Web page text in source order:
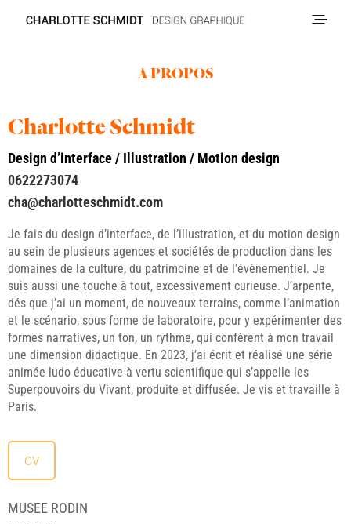
A PROPOS
Charlotte Schmidt
Design d’interface / Illustration / Motion design
0622273074
cha@charlotteschmidt.com
Je fais du design d’interface, de l’illustration, et du motion design
au sein de plusieurs agences et sociétés de production dans les
domaines de la culture, du patrimoine et de l’évènementiel. Je
suis aussi une touche à tout, excessivement curieuse. J’arpente,
dés que j’ai un moment, de nouveaux terrains, comme l’animation
et le scénario, sous forme de laboratoire, pour y expérimenter des
formes narratives, un ton, un rythme, qui confèrent à mon travail
une dimension didactique. En 2023, j’ai écrit et réalisé une série
animée ludo éducative à vertu scientifique qui s’appelle les
Superpouvoirs du Vivant, produite et diffusée. Je vis et travaille à
Paris.
CV
MUSEE RODIN